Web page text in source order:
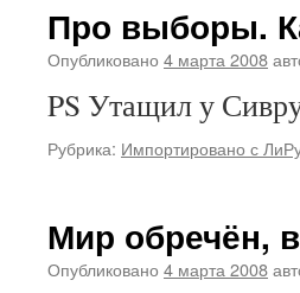
Про выборы.
Опубликовано 4 марта 2008
PS Утащил у
Рубрика: Импортировано с
Мир обречён,
Опубликовано 4 марта 2008